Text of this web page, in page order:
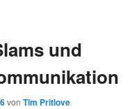
und
von Tim Pritlove